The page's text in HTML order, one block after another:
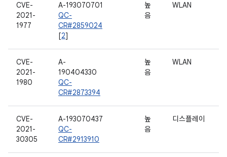
CVE-
2021-
1977
A-193070701
QC-
CR#2859024
[2]
높
음
WLAN
CVE-
2021-
1980
A-
190404330
QC-
CR#2873394
높
음
WLAN
CVE-
2021-
30305
A-193070437
QC-
CR#2913910
높
음
디스플레이